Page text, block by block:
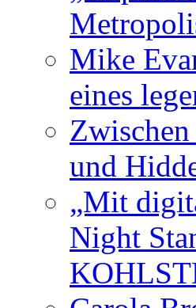
Mike
eines
und
„Mit
Night